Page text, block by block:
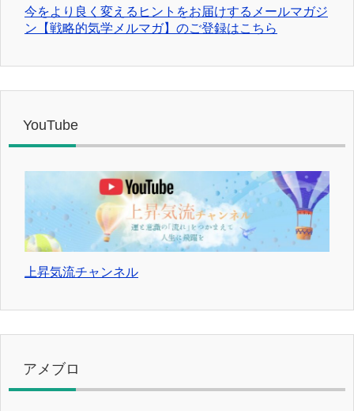
今をより良く変えるヒントをお届けするメールマガジ
ン【戦略的気学メルマガ】のご登録はこちら
YouTube
上昇気流チャンネル
アメブロ